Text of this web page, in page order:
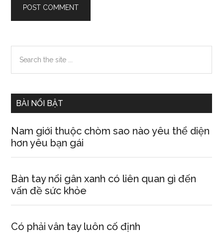
Primary
Sidebar
the
BÀI NỔI BẬT
Nam giới thuộc chòm sao nào yêu thể diện
hơn yêu bạn gái
Bàn tay nổi gân xanh có liên quan gì đến
vấn đề sức khỏe
Có phải vân tay luôn cố định